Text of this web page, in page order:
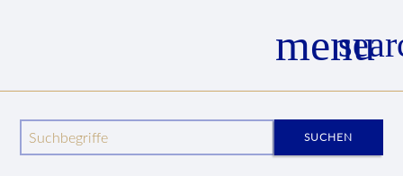
menu
Suchbegriffe SUCHEN
Wege zum Mittelalter
Wissenswertes
Glossar
Marschall (Hofamt)